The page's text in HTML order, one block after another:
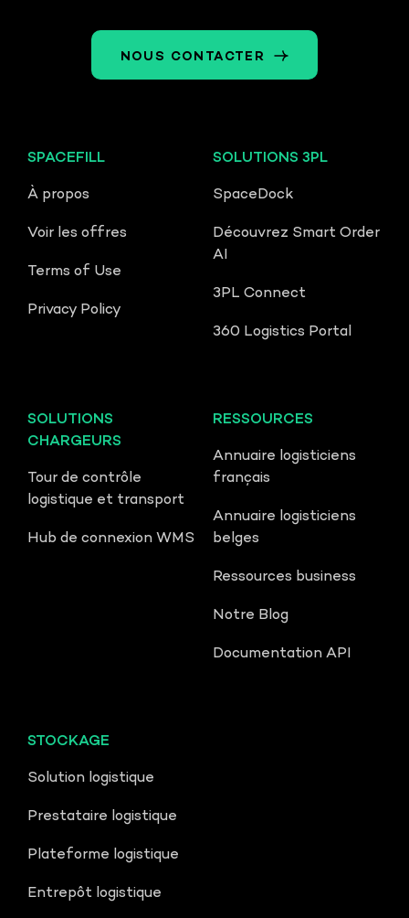
NOUS CONTACTER
SPACEFILL
À propos
Voir les offres
Terms of Use
Privacy Policy
SOLUTIONS 3PL
SpaceDock
Découvrez Smart Order
AI
3PL Connect
360 Logistics Portal
SOLUTIONS
CHARGEURS
Tour de contrôle
logistique et transport
Hub de connexion WMS
RESSOURCES
Annuaire logisticiens
français
Annuaire logisticiens
belges
Ressources business
Notre Blog
Documentation API
STOCKAGE
Solution logistique
Prestataire logistique
Plateforme logistique
Entrepôt logistique